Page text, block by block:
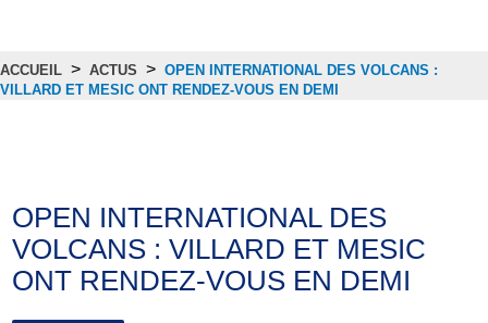
ACCUEIL > ACTUS > OPEN INTERNATIONAL DES VOLCANS :
VILLARD ET MESIC ONT RENDEZ-VOUS EN DEMI
OPEN INTERNATIONAL DES
VOLCANS : VILLARD ET MESIC
ONT RENDEZ-VOUS EN DEMI